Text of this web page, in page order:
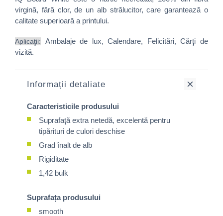
virgină, fără clor, de un alb strălucitor, care garantează o
calitate superioară a printului.
Aplicaţii: Ambalaje de lux, Calendare, Felicitări, Cărţi de
vizită.
Informații detaliate
Caracteristicile produsului
Suprafaţă extra netedă, excelentă pentru
tipărituri de culori deschise
Grad înalt de alb
Rigiditate
1,42 bulk
Suprafața produsului
smooth